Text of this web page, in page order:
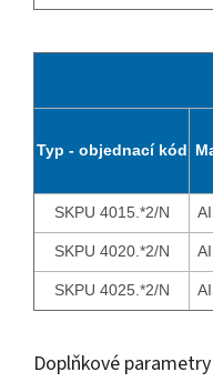
Typ - objednací kód
SKPU 4015.*2/N
SKPU 4020.*2/N
SKPU 4025.*2/N
Doplňkové parametry